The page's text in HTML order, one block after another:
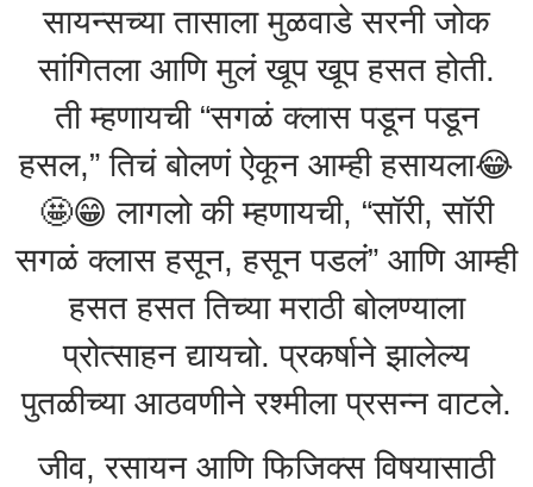
सायन्सच्या तासाला मुळवाडे सरनी जोक
सांगितला आणि मुलं खूप खूप हसत होती.
ती म्हणायची “सगळं क्लास पडून पडून
हसल,” तिचं बोलणं ऐकून आम्ही हसायला😂
🤩😁 लागलो की म्हणायची, “सॉरी, सॉरी
सगळं क्लास हसून, हसून पडलं” आणि आम्ही
हसत हसत तिच्या मराठी बोलण्याला
प्रोत्साहन द्यायचो. प्रकर्षाने झालेल्य
पुतळीच्या आठवणीने रश्मीला प्रसन्न वाटले.
जीव, रसायन आणि फिजिक्स विषयासाठी